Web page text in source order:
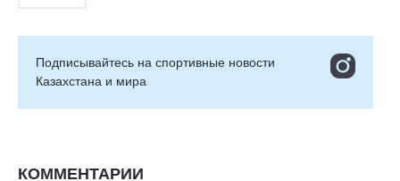
Подписывайтесь на cпортивные новости
Казахстана и мира
КОММЕНТАРИИ